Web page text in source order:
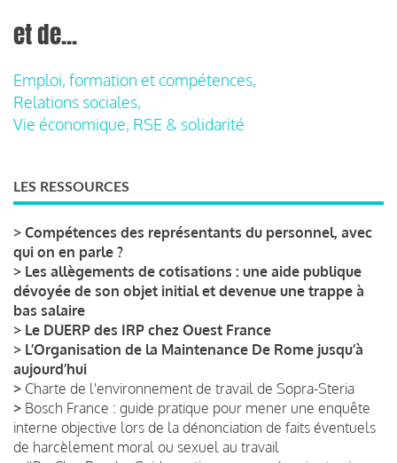
et de...
Emploi, formation et compétences,
Relations sociales,
Vie économique, RSE & solidarité
LES RESSOURCES
> Compétences des représentants du personnel, avec
qui on en parle ?
> Les allègements de cotisations : une aide publique
dévoyée de son objet initial et devenue une trappe à
bas salaire
> Le DUERP des IRP chez Ouest France
> L’Organisation de la Maintenance De Rome jusqu’à
aujourd’hui
> Charte de l'environnement de travail de Sopra-Steria
> Bosch France : guide pratique pour mener une enquête
interne objective lors de la dénonciation de faits éventuels
de harcèlement moral ou sexuel au travail